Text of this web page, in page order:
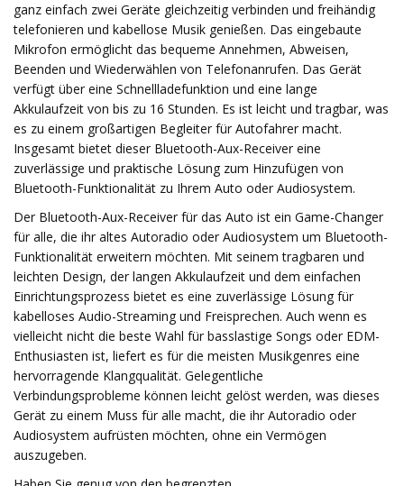
ganz einfach zwei Geräte gleichzeitig verbinden und freihändig
telefonieren und kabellose Musik genießen. Das eingebaute
Mikrofon ermöglicht das bequeme Annehmen, Abweisen,
Beenden und Wiederwählen von Telefonanrufen. Das Gerät
verfügt über eine Schnellladefunktion und eine lange
Akkulaufzeit von bis zu 16 Stunden. Es ist leicht und tragbar, was
es zu einem großartigen Begleiter für Autofahrer macht.
Insgesamt bietet dieser Bluetooth-Aux-Receiver eine
zuverlässige und praktische Lösung zum Hinzufügen von
Bluetooth-Funktionalität zu Ihrem Auto oder Audiosystem.
Der Bluetooth-Aux-Receiver für das Auto ist ein Game-Changer
für alle, die ihr altes Autoradio oder Audiosystem um Bluetooth-
Funktionalität erweitern möchten. Mit seinem tragbaren und
leichten Design, der langen Akkulaufzeit und dem einfachen
Einrichtungsprozess bietet es eine zuverlässige Lösung für
kabelloses Audio-Streaming und Freisprechen. Auch wenn es
vielleicht nicht die beste Wahl für basslastige Songs oder EDM-
Enthusiasten ist, liefert es für die meisten Musikgenres eine
hervorragende Klangqualität. Gelegentliche
Verbindungsprobleme können leicht gelöst werden, was dieses
Gerät zu einem Muss für alle macht, die ihr Autoradio oder
Audiosystem aufrüsten möchten, ohne ein Vermögen
auszugeben.